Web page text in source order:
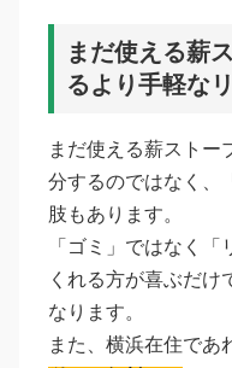
まだ使える薪
るより手軽な
まだ使える薪ストー
分するのではなく、
肢もあります。
「ゴミ」ではなく
くれる方が喜ぶだけ
なります。
また、横浜在住であ